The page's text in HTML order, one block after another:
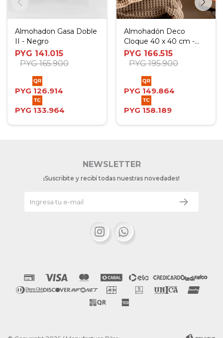
Almohadon Gasa Doble
II - Negro
PYG 141.015
PYG 165.900
PYG 126.914
PYG 133.964
Almohadón Deco
Cloque 40 x 40 cm -
Crudo
PYG 166.515
PYG 195.900
PYG 149.864
PYG 158.189
NEWSLETTER
¡Suscribite y recibí todas nuestras novedades!
 